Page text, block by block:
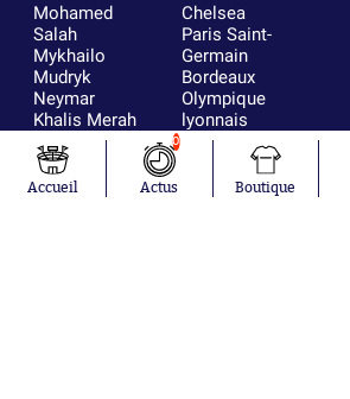
Mohamed
Salah
Mykhailo
Mudryk
Neymar
Khalis Merah
Loïs Openda
Moussa
Niakhaté
Chelsea
Paris Saint-
Germain
Bordeaux
Olympique
lyonnais
FIFA
Real Madrid
RC Strasbourg
Accueil
0
Actus Boutique